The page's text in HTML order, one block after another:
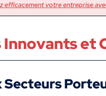
efficacement votre entreprise
Innovants et
Secteurs